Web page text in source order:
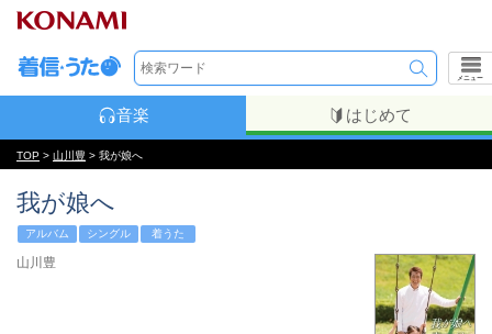
メニュー
音楽 はじめて
TOP > 山川豊 > 我が娘へ
我が娘へ
アルバム シングル 着うた
山川豊